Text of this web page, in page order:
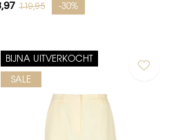
119,95 -30%
BIJNA UITVERKOCHT
SALE